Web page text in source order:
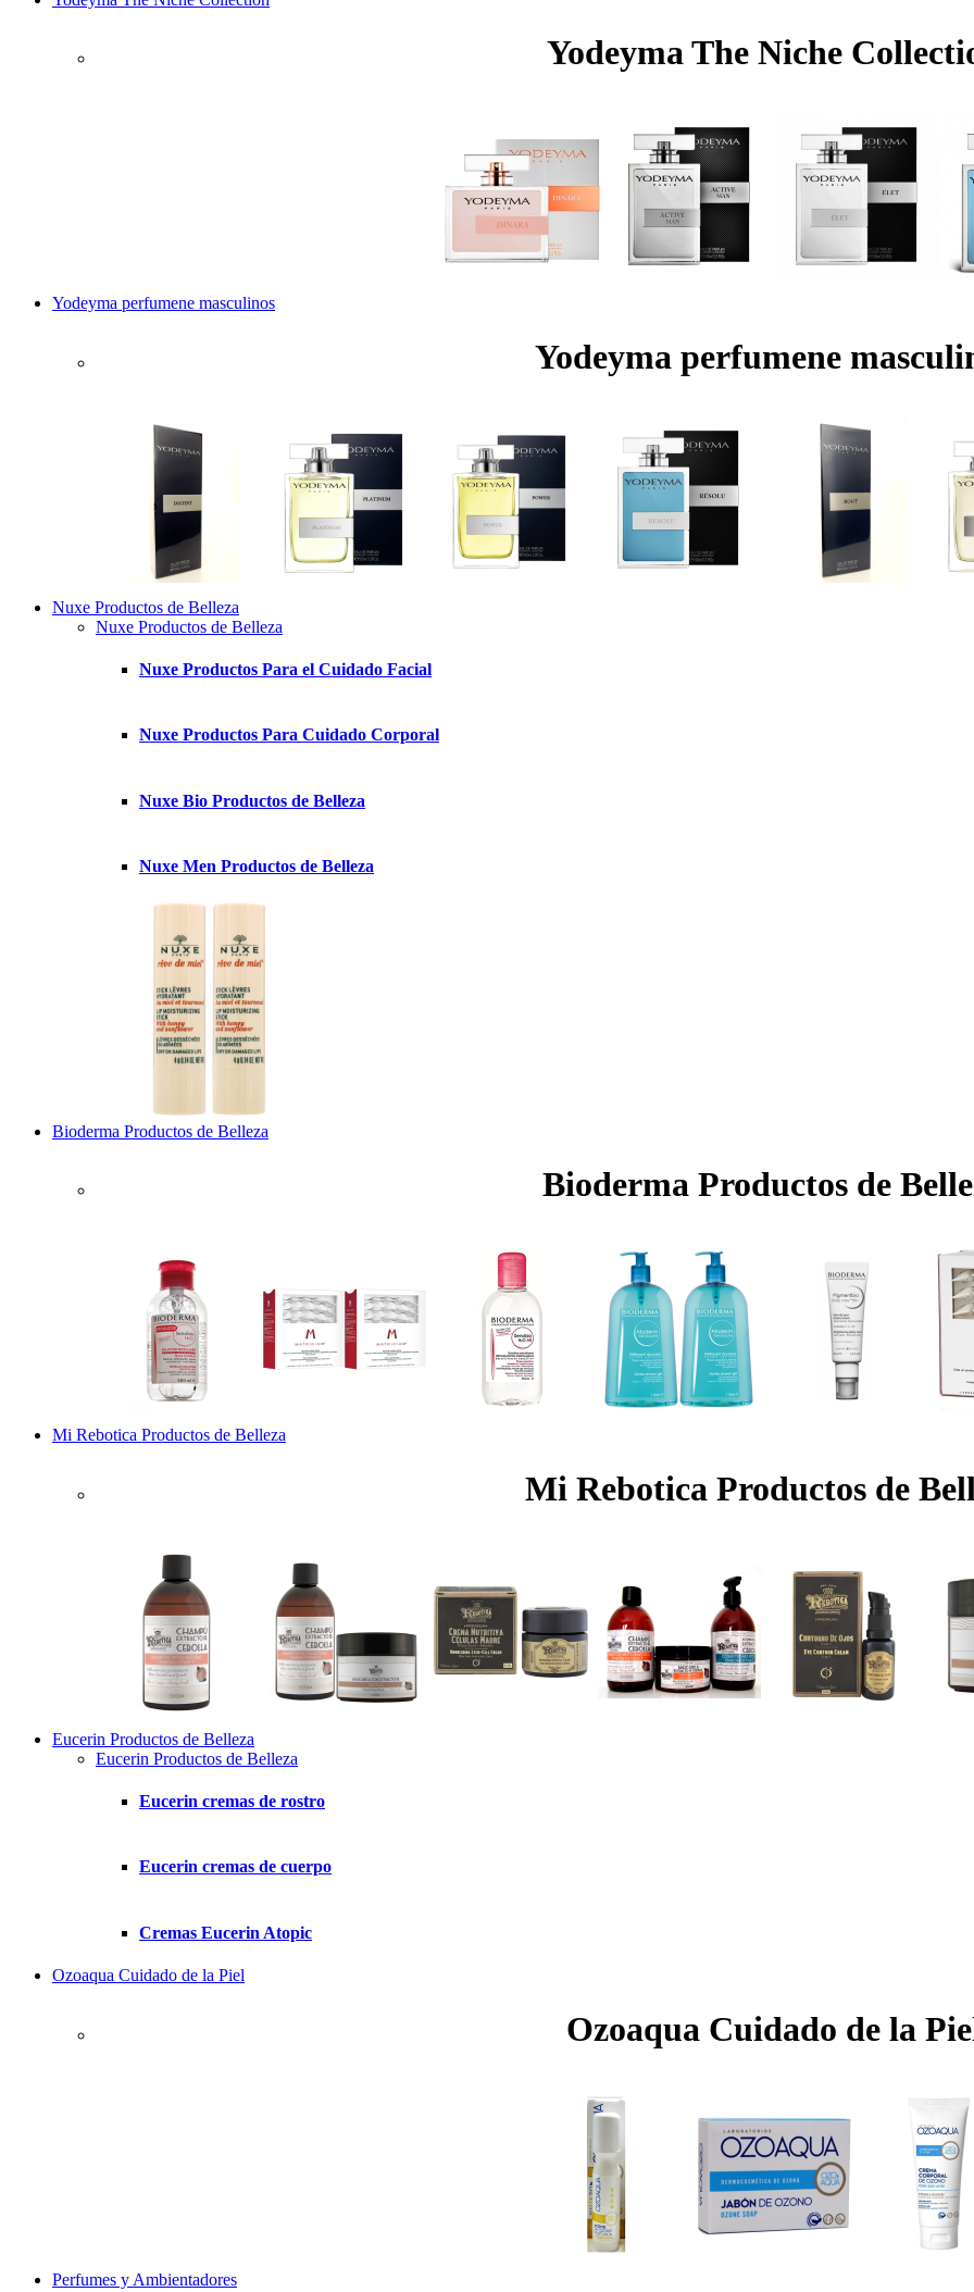
Yodeyma The Niche
Yodeyma perfumene masculinos
Yodeyma perfumene
Nuxe Productos de Belleza
Nuxe Productos de Belleza
Nuxe Productos Para el Cuidado Facial
Nuxe Productos Para Cuidado Corporal
Nuxe Bio Productos de Belleza
Nuxe Men Productos de Belleza
Bioderma Productos de Belleza
Bioderma Productos de
Mi Rebotica Productos de Belleza
Mi Rebotica Productos de
Eucerin Productos de Belleza
Eucerin Productos de Belleza
Eucerin cremas de rostro
Eucerin cremas de cuerpo
Cremas Eucerin Atopic
Ozoaqua Cuidado de la Piel
Ozoaqua Cuidado de la
Perfumes y Ambientadores